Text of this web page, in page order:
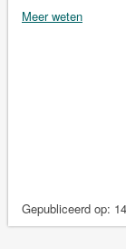
Meer weten
Gepubliceerd op: